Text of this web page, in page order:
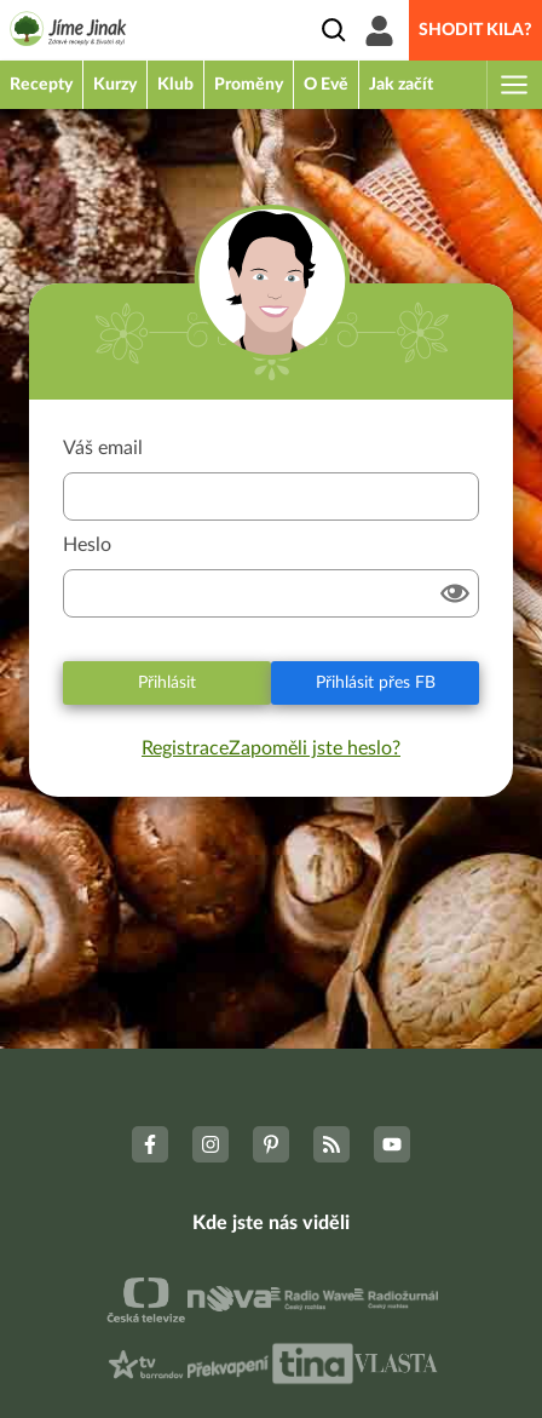
SHODIT KILA?
Recepty Kurzy Klub Proměny O Evě Jak začít
Váš email
Heslo
Přihlásit Přihlásit přes FB
RegistraceZapoměli jste heslo?
Kde jste nás viděli